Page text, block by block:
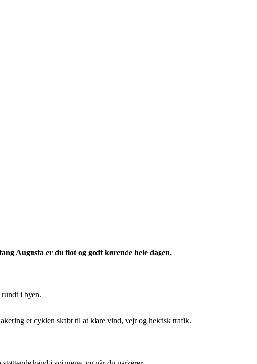
Augusta er du flot og godt kørende hele dagen.
i byen.
er cyklen skabt til at klare vind, vejr og hektisk trafik.